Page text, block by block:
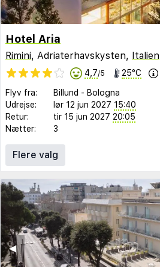
Hotel Aria
Rimini, Adriaterhavskysten, Italien
4,7/5 25°C
Flyv fra: Billund - Bologna
Udrejse:
lør 12 jun 2027 15:40
Retur:
tir 15 jun 2027 20:05
Nætter:
3
Flere valg
◀︎